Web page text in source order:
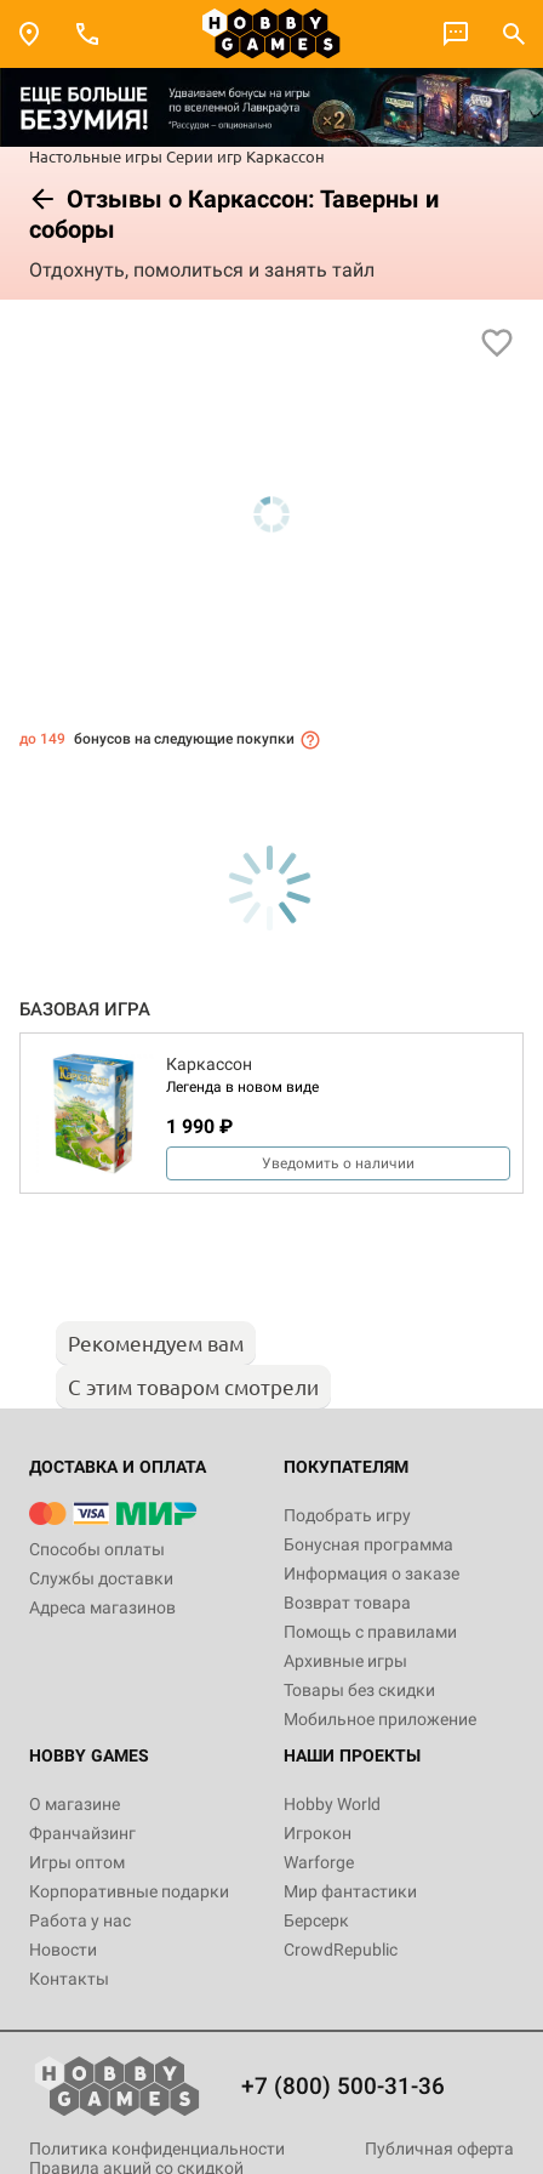
Настольные игры Серии игр Каркассон
Отзывы о Каркассон: Таверны и
соборы
Отдохнуть, помолиться и занять тайл
до 149 бонусов на следующие покупки
БАЗОВАЯ ИГРА
Каркассон
Легенда в новом виде
1 990 ₽
Уведомить о наличии
Рекомендуем вам
С этим товаром смотрели
ДОСТАВКА И ОПЛАТА
Способы оплаты
Службы доставки
Адреса магазинов
ПОКУПАТЕЛЯМ
Подобрать игру
Бонусная программа
Информация о заказе
Возврат товара
Помощь с правилами
Архивные игры
Товары без скидки
Мобильное приложение
HOBBY GAMES
О магазине
Франчайзинг
Игры оптом
Корпоративные подарки
Работа у нас
Новости
Контакты
НАШИ ПРОЕКТЫ
Hobby World
Игрокон
Warforge
Мир фантастики
Берсерк
CrowdRepublic
+7 (800) 500-31-36
Политика конфиденциальности
Публичная оферта
Правила акций со скидкой